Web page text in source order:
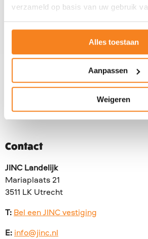
verzameld op basis van uw gebruik
Alles toestaan
Aanpassen
Weigeren
Stuur
e-
van
Graaf
Overig
Contact
JINC Landelijk
Mariaplaats 21
3511 LK Utrecht
T: Bel een JINC vestiging
E: info@jinc.nl